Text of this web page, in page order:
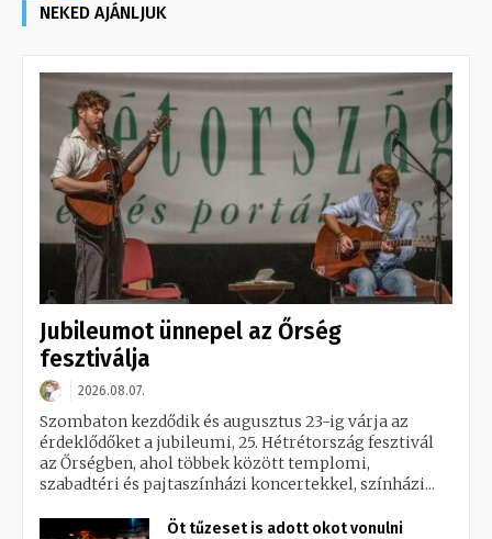
NEKED AJÁNLJUK
Jubileumot ünnepel az Őrség
fesztiválja
2026.08.07.
Szombaton kezdődik és augusztus 23-ig várja az
érdeklődőket a jubileumi, 25. Hétrétország fesztivál
az Őrségben, ahol többek között templomi,
szabadtéri és pajtaszínházi koncertekkel, színházi...
Öt tűzeset is adott okot vonulni